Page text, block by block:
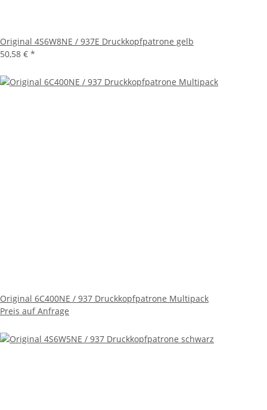
Original 4S6W8NE / 937E Druckkopfpatrone gelb
50,58 € *
Original 6C400NE / 937 Druckkopfpatrone Multipack
Preis auf Anfrage